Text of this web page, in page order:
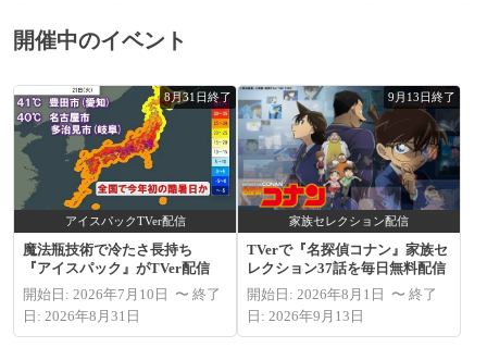
開催中のイベント
8月31日終了
アイスパックTVer配信
魔法瓶技術で冷たさ長持ち
『アイスパック』がTVer配信
開始日: 2026年7月10日 〜 終了
日: 2026年8月31日
9月13日終了
家族セレクション配信
TVerで『名探偵コナン』家族セ
レクション37話を毎日無料配信
開始日: 2026年8月1日 〜 終了
日: 2026年9月13日